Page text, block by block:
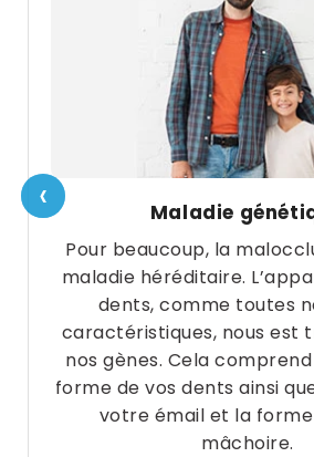
Switzerland
Pacific
Australia
New
Zealand
Maladie
Pour beaucoup, la
maladie héréditaire.
dents, comme toutes
caractéristiques, nous est
nos gènes. Cela
forme de vos dents ainsi
votre émail et la
mâchoire.
‹
‹